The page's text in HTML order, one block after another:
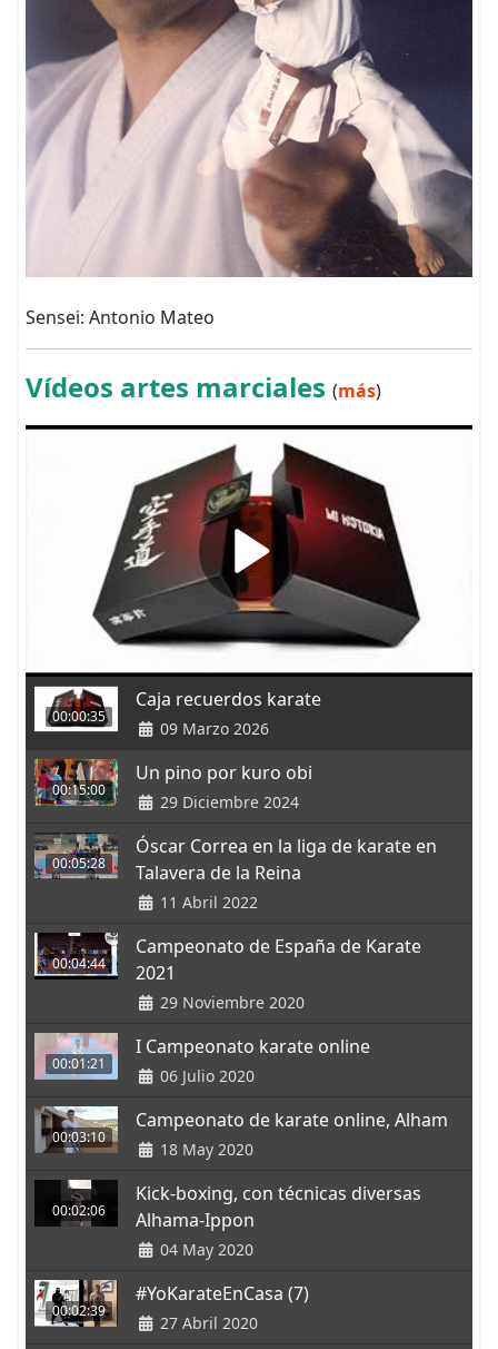
Sensei: Antonio Mateo
Vídeos artes marciales (más)
00:00:35
Caja recuerdos karate
09 Marzo 2026
00:15:00
Un pino por kuro obi
29 Diciembre 2024
00:05:28
Óscar Correa en la liga de karate en
Talavera de la Reina
11 Abril 2022
00:04:44
Campeonato de España de Karate
2021
29 Noviembre 2020
00:01:21
I Campeonato karate online
06 Julio 2020
00:03:10
Campeonato de karate online, Alham
18 May 2020
00:02:06
Kick-boxing, con técnicas diversas
Alhama-Ippon
04 May 2020
00:02:39
#YoKarateEnCasa (7)
27 Abril 2020